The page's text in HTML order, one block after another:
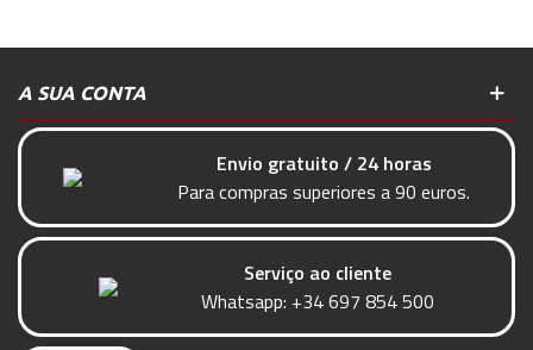
A SUA CONTA
Envio gratuito / 24 horas
Para compras superiores a 90 euros.
Serviço ao cliente
Whatsapp: +34 697 854 500